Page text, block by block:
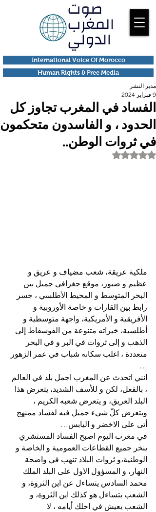
Human Rights & Free Media
International Voice Of Morocco
الفساد في المغرب تجاوز كل
الحدود ، و الفاسدون متحكمون
في ثروات الوطن..
مدير النشر
9 فبراير 2024
تم التقييم بـ ليس رقمًا من أصل 5 نجوم.
ملكية عريقة، شعب مضياف و عريق و
عظيم و صبور، موقع جغرافي جميل بين
البحر المتوسط و المحيط الأطلسي ، جسر
رابط بين القارات و خاصة الأوروبية و
الأفريقية و الأمريكية، واجهة متوسطية و
أطلسية، خيراته متنوعة من الفوسفاط إلى
الذهب و إلى ثروات في البر و في البحر
متعددة ، اغلب سكانه شباب في عمر الزهور
…
انني اتحدث عن المغرب اجمل بلد في العالم
، بالفعل، لكن و للأسف الشديد، يتعرض هذا
البلد العريق، و يتعرض شعبه الكريم ،
ويتعرض كلّ شيء جميل فيه لفساد ممنهج
أتى على الاخضر و اليابس…
في مغرب اليوم اصبح الفساد المستشري
ينخر جميع القطاعات العمومية و الخاصة و
الوطنية،و ثروات البلاد تنهب في واضحة
النهار، و المسؤول الاول على البلد الملك
محمد السادس يتساءل عن اين الثروة، و
الشعب يتساءل هو كذلك اين الثروة، و
الشعب يعيش في احلك أيامه ، لا